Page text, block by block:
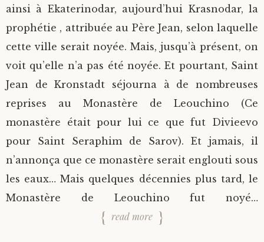
ainsi à Ekaterinodar, aujourd’hui Krasnodar, la
prophétie , attribuée au Père Jean, selon laquelle
cette ville serait noyée. Mais, jusqu’à présent, on
voit qu’elle n’a pas été noyée. Et pourtant, Saint
Jean de Kronstadt séjourna à de nombreuses
reprises au Monastère de Leouchino (Ce
monastère était pour lui ce que fut Divieevo
pour Saint Seraphim de Sarov). Et jamais, il
n’annonça que ce monastère serait englouti sous
les eaux… Mais quelques décennies plus tard, le
Monastère de Leouchino fut noyé…
read more